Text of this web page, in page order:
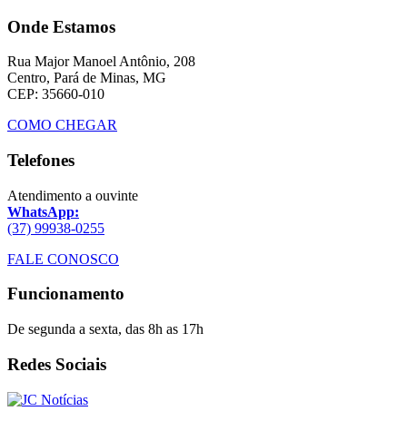
Onde Estamos
Rua Major Manoel Antônio, 208
Centro, Pará de Minas, MG
CEP: 35660-010
COMO CHEGAR
Telefones
Atendimento a ouvinte
WhatsApp:
(37) 99938-0255
FALE CONOSCO
Funcionamento
De segunda a sexta, das 8h as 17h
Redes Sociais